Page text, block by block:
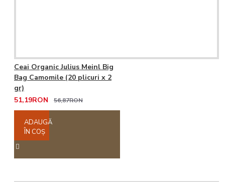
Ceai Organic Julius Meinl Big
Bag Camomile (20 plicuri x 2
gr)
51,19RON
56,87RON
ADAUGĂ
ÎN COŞ